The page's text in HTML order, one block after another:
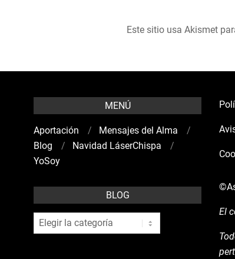
Este sitio usa Akismet
MENÚ
Aportación
Mensajes del Alma
Blog
Navidad LáserChispa
YoSoy
BLOG
blog
El